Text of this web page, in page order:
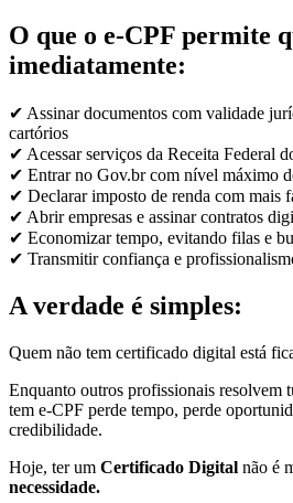
O que o e-CPF permite
imediatamente:
✔ Assinar documentos com validade
cartórios
✔ Acessar serviços da Receita Federal
✔ Entrar no Gov.br com nível máximo
✔ Declarar imposto de renda com mais
✔ Abrir empresas e assinar contratos
✔ Economizar tempo, evitando filas e
✔ Transmitir confiança e
A verdade é simples:
Quem não tem certificado digital está
Enquanto outros profissionais resolvem
tem e-CPF perde tempo, perde
credibilidade.
Hoje, ter um Certificado Digital não é
necessidade.